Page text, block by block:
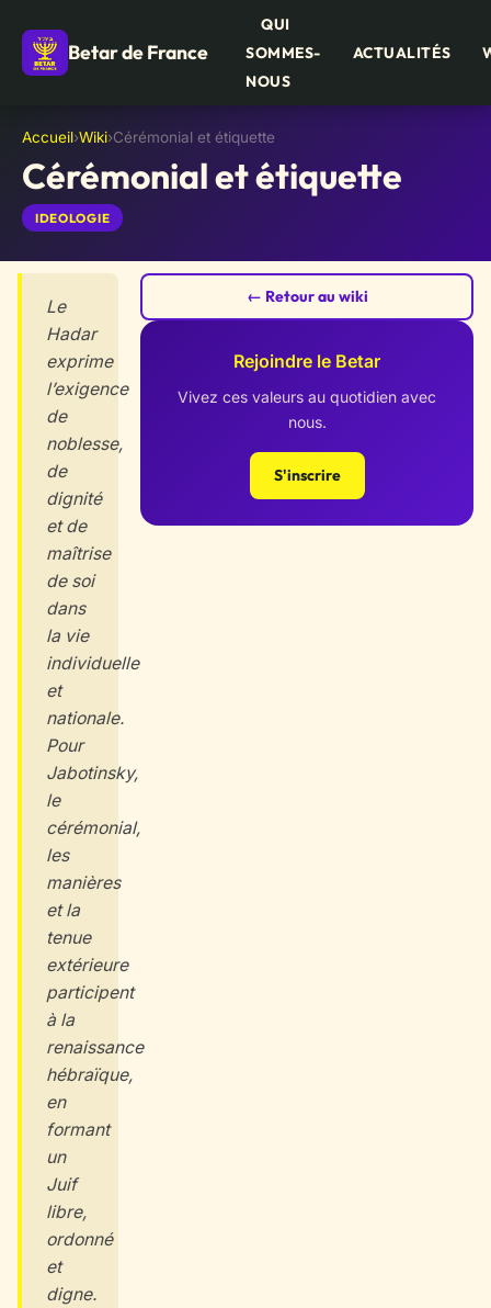
Betar de France
QUI
SOMMES-
NOUS
ACTUALITÉS
Accueil›Wiki›Cérémonial et étiquette
Cérémonial et étiquette
IDEOLOGIE
Le
Hadar
exprime
l’exigence
de
noblesse,
de
dignité
et de
maîtrise
de soi
dans
la vie
individuelle
et
nationale.
Pour
Jabotinsky,
le
cérémonial,
les
manières
et la
tenue
extérieure
participent
à la
renaissance
hébraïque,
en
formant
un
Juif
libre,
ordonné
et
digne.
← Retour au wiki
Rejoindre le Betar
Vivez ces valeurs au quotidien avec
nous.
S'inscrire